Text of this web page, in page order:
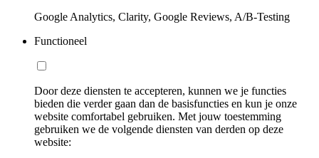
Google Analytics, Clarity, Google Reviews, A/B-Testing
Functioneel
Door deze diensten te accepteren, kunnen we je functies
bieden die verder gaan dan de basisfuncties en kun je onze
website comfortabel gebruiken. Met jouw toestemming
gebruiken we de volgende diensten van derden op deze
website: